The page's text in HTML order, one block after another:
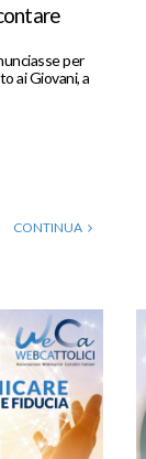
per
ai Giovani, a
CONTINUA